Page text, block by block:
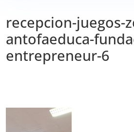
recepcion-juegos-
antofaeduca-
entrepreneur-6